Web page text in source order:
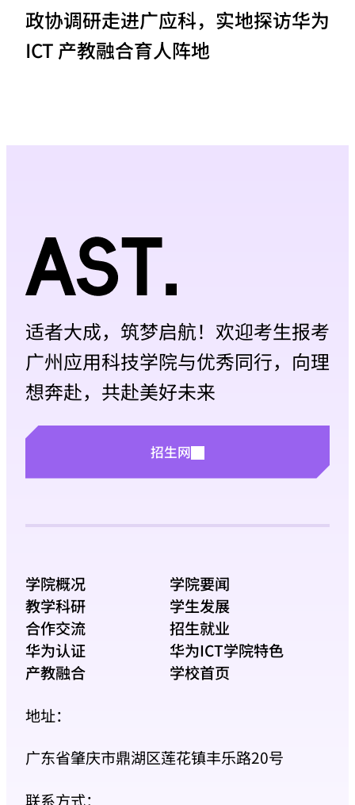
政协调研走进广应科，实地探访华为
ICT 产教融合育人阵地
适者大成，筑梦启航！欢迎考生报考
广州应用科技学院与优秀同行，向理
想奔赴，共赴美好未来
招生网
地址：
广东省肇庆市鼎湖区莲花镇丰乐路20号
联系方式：
学院概况
学院要闻
教学科研
学生发展
合作交流
招生就业
华为认证
华为ICT学院特色
产教融合
学校首页